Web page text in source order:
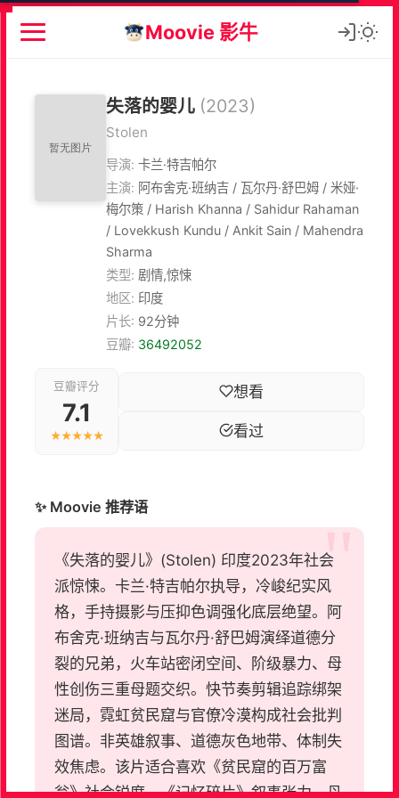
Moovie 影牛
失落的婴儿 (2023)
Stolen
导演: 卡兰·特吉帕尔
主演: 阿布舍克·班纳吉 / 瓦尔丹·舒巴姆 / 米娅·
梅尔策 / Harish Khanna / Sahidur Rahaman
/ Lovekkush Kundu / Ankit Sain / Mahendra
Sharma
类型: 剧情,惊悚
地区: 印度
片长: 92分钟
豆瓣: 36492052
豆瓣评分
7.1
★★★★★
想看
看过
✨ Moovie 推荐语
《失落的婴儿》(Stolen) 印度2023年社会
派惊悚。卡兰·特吉帕尔执导，冷峻纪实风
格，手持摄影与压抑色调强化底层绝望。阿
布舍克·班纳吉与瓦尔丹·舒巴姆演绎道德分
裂的兄弟，火车站密闭空间、阶级暴力、母
性创伤三重母题交织。快节奏剪辑追踪绑架
迷局，霓虹贫民窟与官僚冷漠构成社会批判
图谱。非英雄叙事、道德灰色地带、体制失
效焦虑。该片适合喜欢《贫民窟的百万富
翁》社会锐度、《记忆碎片》叙事张力、丹